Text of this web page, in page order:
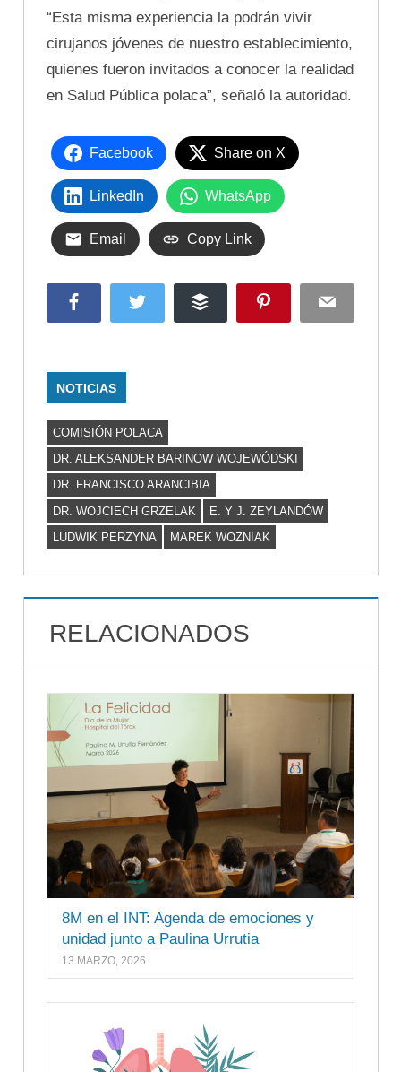
“Esta misma experiencia la podrán vivir
cirujanos jóvenes de nuestro establecimiento,
quienes fueron invitados a conocer la realidad
en Salud Pública polaca”, señaló la autoridad.
Facebook Share on X
LinkedIn WhatsApp
Email Copy Link
FacebookTwitter Buffer Pinterest Email
NOTICIAS
COMISIÓN POLACA
DR. ALEKSANDER BARINOW WOJEWÓDSKI
DR. FRANCISCO ARANCIBIA
DR. WOJCIECH GRZELAK
E. Y J. ZEYLANDÓW
LUDWIK PERZYNA
MAREK WOZNIAK
RELACIONADOS
8M en el INT: Agenda de emociones y
unidad junto a Paulina Urrutia
13 MARZO, 2026